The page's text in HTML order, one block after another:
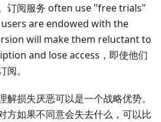
订阅服务 often use "free trials"
are endowed with the
will make them reluctant to
and lose access，即使他们
。
解损失厌恶可以是一个战略优势。
方如果不同意会失去什么，可以比